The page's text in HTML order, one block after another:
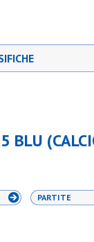
BLU
PARTITE